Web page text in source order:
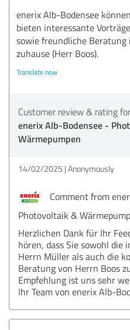
enerix Alb-Bodensee
bieten interessante
sowie freundliche
zuhause (Herr Boos).
Translate now
Customer review & rating
enerix Alb-Bodensee -
Wärmepumpen
14/02/2025 Anonymously
Comment from
Photovoltaik &
Herzlichen Dank für Ihr
hören, dass Sie sowohl die
Herrn Müller als auch die
Beratung von Herrn Boos
Empfehlung ist uns sehr
Ihr Team von enerix Alb-